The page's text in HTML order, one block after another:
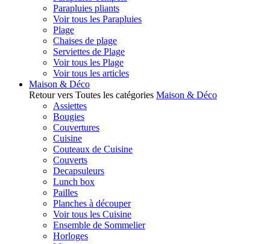
Parapluies pliants
Voir tous les Parapluies
Plage
Chaises de plage
Serviettes de Plage
Voir tous les Plage
Voir tous les articles
Maison & Déco
Retour vers Toutes les catégories Maison & Déco
Assiettes
Bougies
Couvertures
Cuisine
Couteaux de Cuisine
Couverts
Decapsuleurs
Lunch box
Pailles
Planches à découper
Voir tous les Cuisine
Ensemble de Sommelier
Horloges